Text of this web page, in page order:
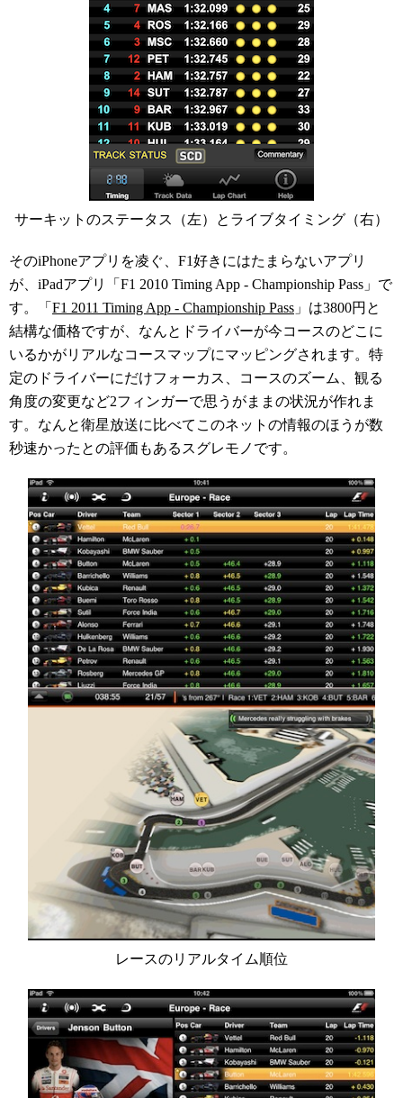
サーキットのステータス（左）とライブタイミング（右）
そのiPhoneアプリを凌ぐ、F1好きにはたまらないアプリ
が、iPadアプリ「F1 2010 Timing App - Championship Pass」で
す。「 F1 2011 Timing App - Championship Pass 」は3800円と
結構な価格ですが、なんとドライバーが今コースのどこに
いるかがリアルなコースマップにマッピングされます。特
定のドライバーにだけフォーカス、コースのズーム、観る
角度の変更など2フィンガーで思うがままの状況が作れま
す。なんと衛星放送に比べてこのネットの情報のほうが数
秒速かったとの評価もあるスグレモノです。
レースのリアルタイム順位